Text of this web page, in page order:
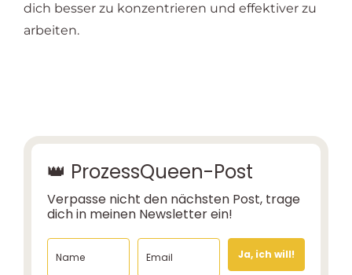
dich besser zu konzentrieren und effektiver zu
arbeiten.
👑 ProzessQueen-Post
Verpasse nicht den nächsten Post, trage
dich in meinen Newsletter ein!
Ja, ich will!